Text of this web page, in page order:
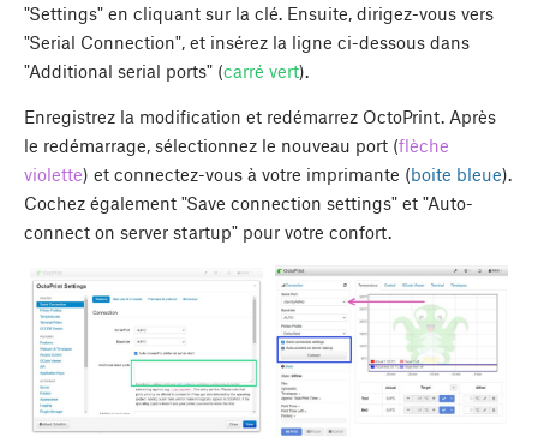
"Settings" en cliquant sur la clé. Ensuite, dirigez-vous vers
"Serial Connection", et insérez la ligne ci-dessous dans
"Additional serial ports" (carré vert).
Enregistrez la modification et redémarrez OctoPrint. Après
le redémarrage, sélectionnez le nouveau port (flèche
violette) et connectez-vous à votre imprimante (boite bleue).
Cochez également "Save connection settings" et "Auto-
connect on server startup" pour votre confort.